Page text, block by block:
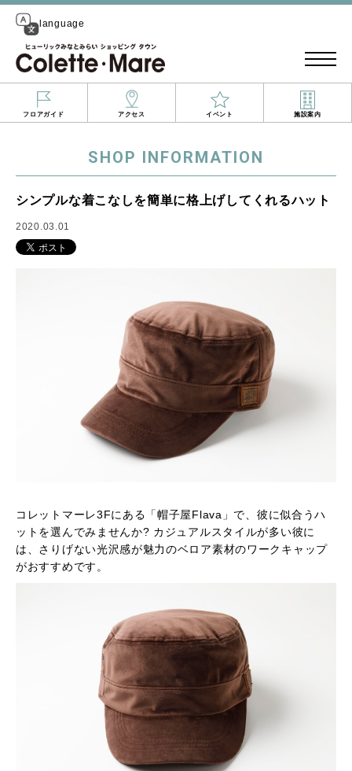
language
フロアガイド アクセス イベント 施設案内
SHOP INFORMATION
シンプルな着こなしを簡単に格上げしてくれるハット
2020.03.01
コレットマーレ3Fにある「帽子屋Flava」で、彼に似合うハ
ットを選んでみませんか? カジュアルスタイルが多い彼に
は、さりげない光沢感が魅力のベロア素材のワークキャップ
がおすすめです。